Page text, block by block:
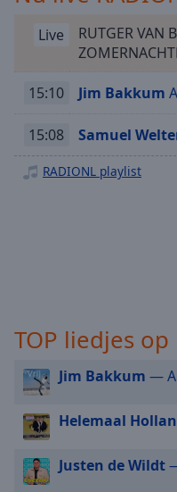
descriptions
selected
Subtitles
off,
selected
Audio
Picture-
Picture
Fullscreen
Live
RUTGER VAN
15:10 Jim Bakkum
15:08 Samuel
RADIONL playlist
TOP liedjes op
Jim Bakkum —
Helemaal
Justen de Wildt